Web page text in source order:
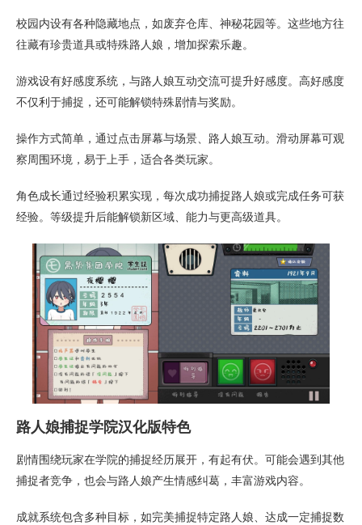
校园内设有各种隐藏地点，如废弃仓库、神秘花园等。这些地方往
往藏有珍贵道具或特殊路人娘，增加探索乐趣。
游戏设有好感度系统，与路人娘互动交流可提升好感度。高好感度
不仅利于捕捉，还可能解锁特殊剧情与奖励。
操作方式简单，通过点击屏幕与场景、路人娘互动。滑动屏幕可观
察周围环境，易于上手，适合各类玩家。
角色成长通过经验积累实现，每次成功捕捉路人娘或完成任务可获
经验。等级提升后能解锁新区域、能力与更高级道具。
路人娘捕捉学院汉化版特色
剧情围绕玩家在学院的捕捉经历展开，有起有伏。可能会遇到其他
捕捉者竞争，也会与路人娘产生情感纠葛，丰富游戏内容。
成就系统包含多种目标，如完美捕捉特定路人娘、达成一定捕捉数